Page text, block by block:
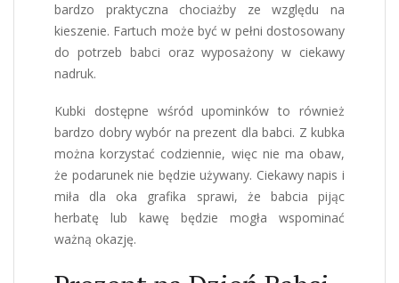
bardzo praktyczna chociażby ze względu na
kieszenie. Fartuch może być w pełni dostosowany
do potrzeb babci oraz wyposażony w ciekawy
nadruk.
Kubki dostępne wśród upominków to również
bardzo dobry wybór na prezent dla babci. Z kubka
można korzystać codziennie, więc nie ma obaw,
że podarunek nie będzie używany. Ciekawy napis i
miła dla oka grafika sprawi, że babcia pijąc
herbatę lub kawę będzie mogła wspominać
ważną okazję.